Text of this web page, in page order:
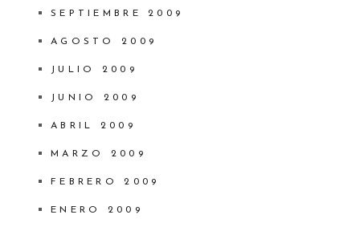
SEPTIEMBRE 2009
AGOSTO 2009
JULIO 2009
JUNIO 2009
ABRIL 2009
MARZO 2009
FEBRERO 2009
ENERO 2009